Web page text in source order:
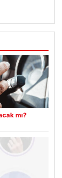
mı?